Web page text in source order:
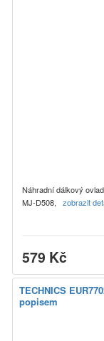
Náhradní dálkový
MJ-D508, zobrazit
579 Kč
TECHNICS
popisem